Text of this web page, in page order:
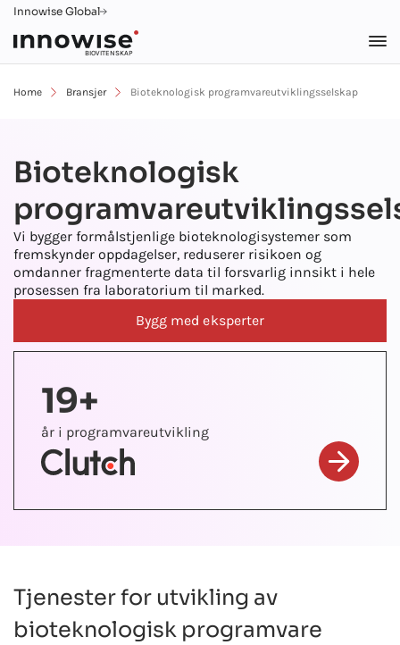
Innowise Global
BIOVITENSKAP
Home Bransjer Bioteknologisk programvareutviklingsselskap
Bioteknologisk
Vi bygger formålstjenlige bioteknologisystemer som
fremskynder oppdagelser, reduserer risikoen og
omdanner fragmenterte data til forsvarlig innsikt i hele
prosessen fra laboratorium til marked.
Bygg med eksperter
19+
år i programvareutvikling
Tjenester for utvikling av
bioteknologisk programvare